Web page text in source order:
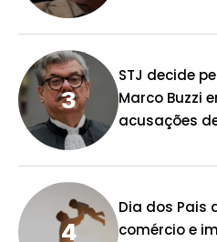
STJ decide
Marco Buzzi
acusações
Dia dos Pais
comércio e